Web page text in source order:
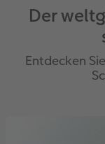
Der
Entdecken